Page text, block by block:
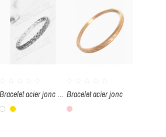
Bracelet acier jonc câble
Blanc
Or
Bracelet acier jonc
Rose